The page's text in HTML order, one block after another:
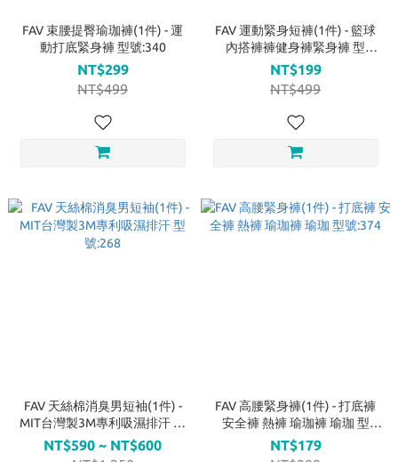
FAV 束腰提臀瑜珈褲(1件) - 運
動打底緊身褲 型號:340
NT$299
NT$499
FAV 運動緊身短褲(1件) - 籃球
內搭褲褲健身褲緊身褲 型
號:281
NT$199
NT$499
FAV 天絲棉消臭男短袖(1件) -
MIT台灣製3M專利吸濕排汗 型
號:268
NT$590 ~ NT$600
FAV 高腰緊身褲(1件) - 打底褲
安全褲 熱褲 瑜珈褲 瑜珈 型
號:374
NT$179